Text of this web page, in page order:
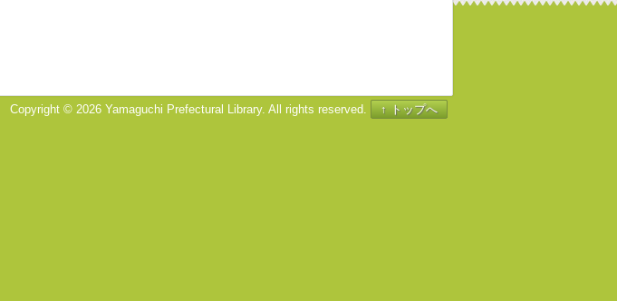
Copyright © 2026 Yamaguchi Prefectural Library. All rights reserved. ↑ トップへ